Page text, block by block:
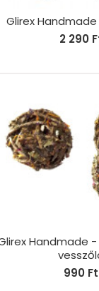
Glirex
2 290
Handmade
990